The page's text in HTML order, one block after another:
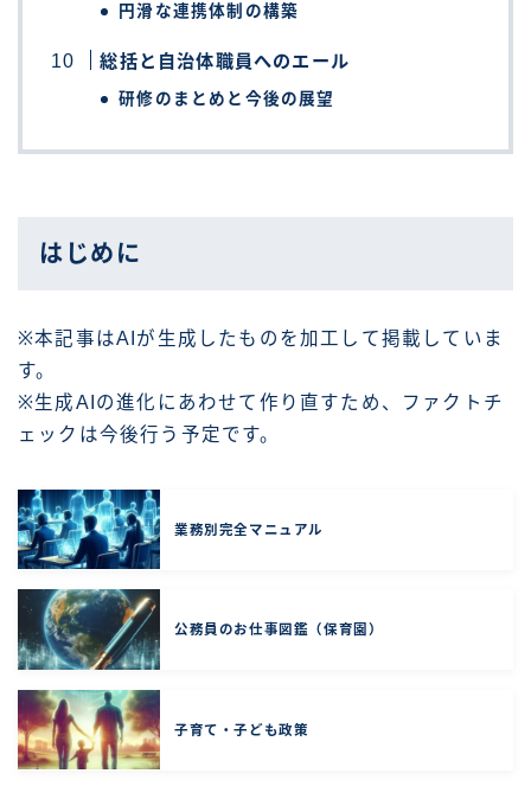
円滑な連携体制の構築
総括と自治体職員へのエール
研修のまとめと今後の展望
はじめに
※本記事はAIが生成したものを加工して掲載していま
す。
※生成AIの進化にあわせて作り直すため、ファクトチ
ェックは今後行う予定です。
業務別完全マニュアル
公務員のお仕事図鑑（保育園）
子育て・子ども政策